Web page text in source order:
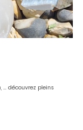
découvrez pleins